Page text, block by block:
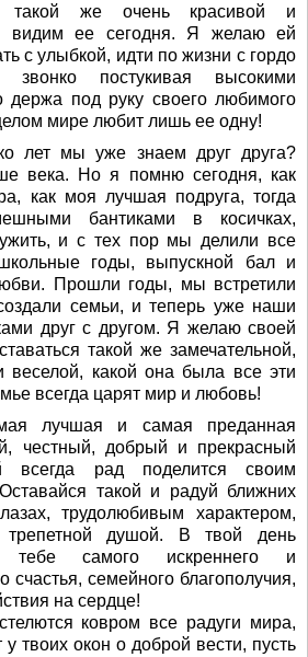
такой же очень красивой и
видим ее сегодня. Я желаю ей
с улыбкой, идти по жизни с гордо
звонко постукивая высокими
держа под руку своего любимого
мире любит лишь ее одну!
лет мы уже знаем друг друга?
века. Но я помню сегодня, как
как моя лучшая подруга, тогда
бантиками в косичках,
и с тех пор мы делили все
годы, выпускной бал и
Прошли годы, мы встретили
семьи, и теперь уже наши
друг с другом. Я желаю своей
такой же замечательной,
веселой, какой она была все эти
всегда царят мир и любовь!
лучшая и самая преданная
честный, добрый и прекрасный
всегда рад поделится своим
такой и радуй ближних
трудолюбивым характером,
душой. В твой день
тебе самого искреннего и
счастья, семейного благополучия,
на сердце!
ковром все радуги мира,
твоих окон о доброй вести, пусть